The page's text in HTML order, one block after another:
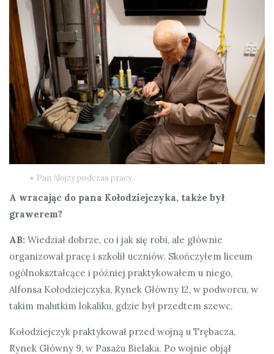
Pan Alojzy podczas pracy.
A wracając do pana Kołodziejczyka, także był
grawerem?
AB: Wiedział dobrze, co i jak się robi, ale głównie
organizował pracę i szkolił uczniów. Skończyłem liceum
ogólnokształcące i później praktykowałem u niego,
Alfonsa Kołodziejczyka, Rynek Główny 12, w podworcu, w
takim malutkim lokaliku, gdzie był przedtem szewc.
Kołodziejczyk praktykował przed wojną u Trębacza,
Rynek Główny 9, w Pasażu Bielaka. Po wojnie objął